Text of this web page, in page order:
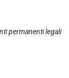
permanenti legali